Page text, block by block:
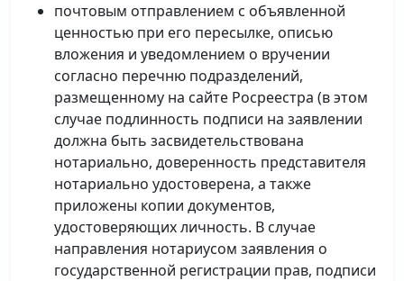
почтовым отправлением с объявленной
ценностью при его пересылке, описью
вложения и уведомлением о вручении
согласно перечню подразделений,
размещенному на сайте Росреестра (в этом
случае подлинность подписи на заявлении
должна быть засвидетельствована
нотариально, доверенность представителя
нотариально удостоверена, а также
приложены копии документов,
удостоверяющих личность. В случае
направления нотариусом заявления о
государственной регистрации прав, подписи